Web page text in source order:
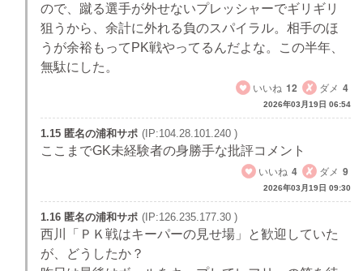
ので、蹴る選手が外せないプレッシャーでギリギリ
狙うから、余計に外れる負のスパイラル。相手のほ
うが余裕もってPK戦やってるんだよな。この半年、
無駄にした。
いいね 12 ダメ 4
2026年03月19日 06:54
1.15 匿名の浦和サポ (IP:104.28.101.240 )
ここまでGK未経験者の身勝手な批評コメント
いいね 4 ダメ 9
2026年03月19日 09:30
1.16 匿名の浦和サポ (IP:126.235.177.30 )
西川「ＰＫ戦はキーパーの見せ場」と歓迎していた
が、どうしたか？